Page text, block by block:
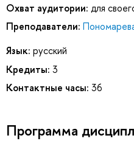
Охват аудитории: для
Преподаватели:
Язык: русский
Кредиты: 3
Контактные часы: 36
Программа